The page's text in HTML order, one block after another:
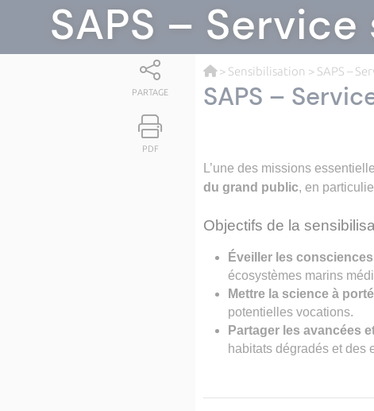
SAPS –
PARTAGE
PDF
> Sensibilisation > SAPS –
SAPS –
L’une des missions
du grand public, en
Objectifs de la
Éveiller les
écosystèmes marins
Mettre la science à
potentielles vocations.
Partager les avancées
habitats dégradés et des